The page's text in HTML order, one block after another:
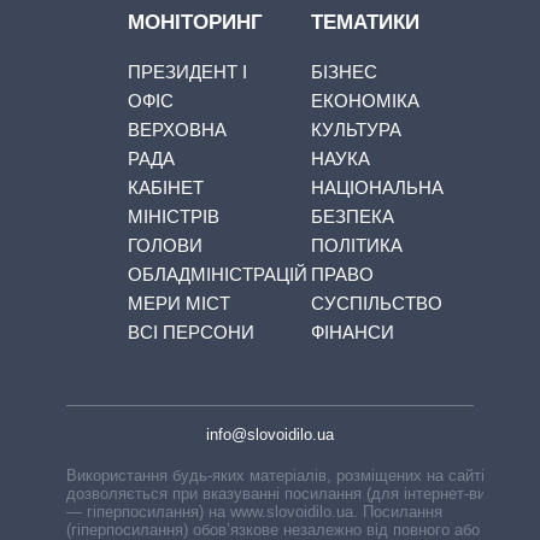
МОНІТОРИНГ
ПРЕЗИДЕНТ І
ОФІС
ВЕРХОВНА
РАДА
КАБІНЕТ
МІНІСТРІВ
ГОЛОВИ
ОБЛАДМІНІСТРАЦІЙ
МЕРИ МІСТ
ВСІ ПЕРСОНИ
ТЕМАТИКИ
БІЗНЕС
ЕКОНОМІКА
КУЛЬТУРА
НАУКА
НАЦІОНАЛЬНА
БЕЗПЕКА
ПОЛІТИКА
ПРАВО
СУСПІЛЬСТВО
ФІНАНСИ
info@slovoidilo.ua
Використання будь-яких матеріалів, розміщених на сайті,
дозволяється при вказуванні посилання (для інтернет-видань
— гіперпосилання) на www.slovoidilo.ua. Посилання
(гіперпосилання) обов’язкове незалежно від повного або